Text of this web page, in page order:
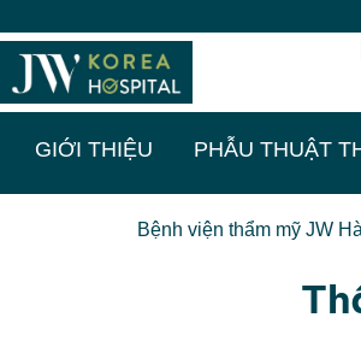
Thẩm
GIỚI THIỆU PHẪU THUẬT
Bệnh viện thẩm mỹ JW